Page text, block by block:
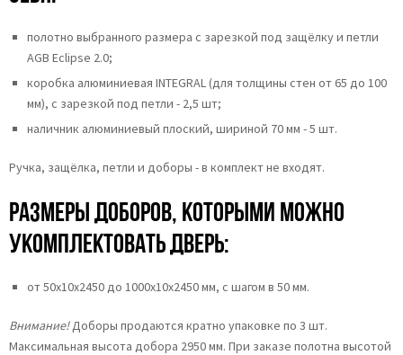
полотно выбранного размера с зарезкой под защёлку и петли
AGB Eclipse 2.0;
коробка алюминиевая INTEGRAL (для толщины стен от 65 до 100
мм), с зарезкой под петли - 2,5 шт;
наличник алюминиевый плоский, шириной 70 мм - 5 шт.
Ручка, защёлка, петли и доборы - в комплект не входят.
Размеры доборов, которыми можно
укомплектовать дверь:
от 50х10х2450 до 1000х10х2450 мм, с шагом в 50 мм.
Внимание!Доборы продаются кратно упаковке по 3 шт.
Максимальная высота добора 2950 мм. При заказе полотна высотой